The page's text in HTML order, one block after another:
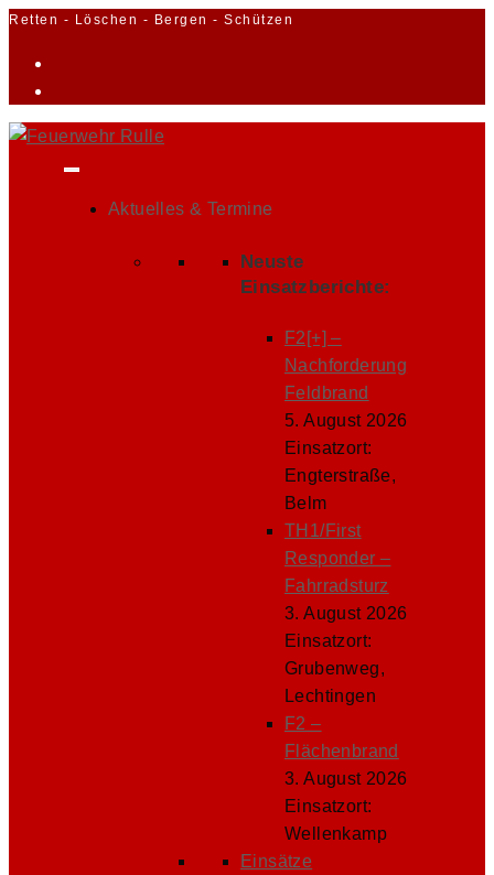
Zum
Retten - Löschen - Bergen - Schützen
Aktuelles & Termine
Neuste
Einsatzberichte:
F2[+] –
Nachforderung
Feldbrand
5. August 2026
Einsatzort:
Engterstraße,
Belm
TH1/First
Responder –
Fahrradsturz
3. August 2026
Einsatzort:
Grubenweg,
Lechtingen
F2 –
Flächenbrand
3. August 2026
Einsatzort:
Wellenkamp
Einsätze